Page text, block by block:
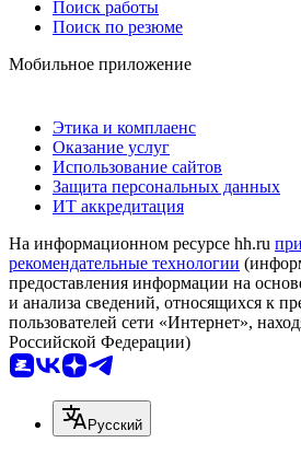
Поиск работы
Поиск по резюме
Мобильное приложение
Этика и комплаенс
Оказание услуг
Использование сайтов
Защита персональных данных
ИТ аккредитация
На информационном ресурсе hh.ru
рекомендательные технологии
предоставления информации на
и анализа сведений, относящихся к
пользователей сети «Интернет»,
Российской Федерации)
Русский